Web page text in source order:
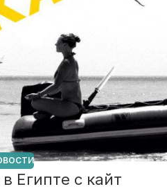
Египте с кайт